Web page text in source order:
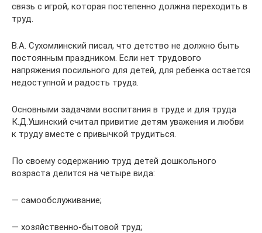
связь с игрой, которая постепенно должна переходить в
труд.
В.А. Сухомлинский писал, что детство не должно быть
постоянным праздником. Если нет трудового
напряжения посильного для детей, для ребенка остается
недоступной и радость труда.
Основными задачами воспитания в труде и для труда
К.Д.Ушинский считал привитие детям уважения и любви
к труду вместе с привычкой трудиться.
По своему содержанию труд детей дошкольного
возраста делится на четыре вида:
— самообслуживание;
— хозяйственно-бытовой труд;